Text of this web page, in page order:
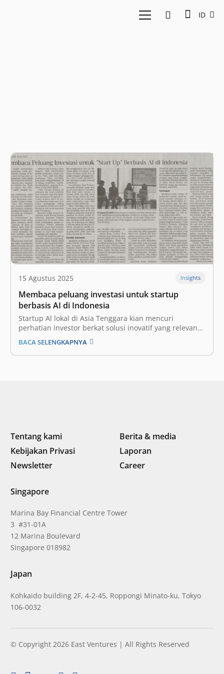
ID
15 Agustus 2025 Insights
Membaca peluang investasi untuk startup
berbasis AI di Indonesia
Startup Al lokal di Asia Tenggara kian mencuri
perhatian investor berkat solusi inovatif yang relevan
secara budaya dan berdampak nyata di lapangan. Di
tengah menurunnya pendanaan untuk perusahaan
startup di Indonesia, investasi bagi startup yang
BACA SELENGKAPNYA
Tentang kami
Berita & media
Kebijakan Privasi
Laporan
Newsletter
Career
Singapore
Marina Bay Financial Centre Tower
3 #31-01A
12 Marina Boulevard
Singapore 018982
Japan
Kohkaido building 2F, 4-2-45, Roppongi Minato-ku, Tokyo
106-0032
© Copyright 2026 East Ventures | All Rights Reserved